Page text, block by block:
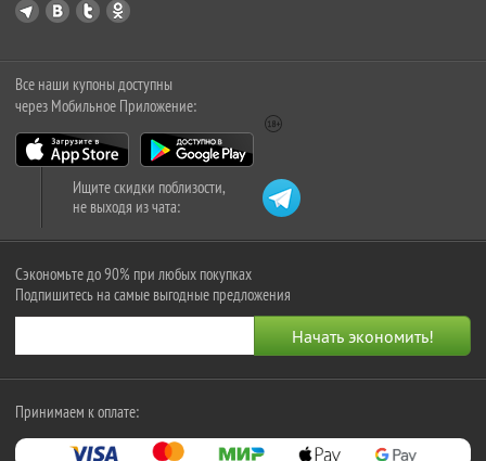
Все наши купоны доступны
через Мобильное Приложение:
Ищите скидки поблизости,
не выходя из чата:
Сэкономьте до 90% при любых покупках
Подпишитесь на самые выгодные предложения
Принимаем к оплате: